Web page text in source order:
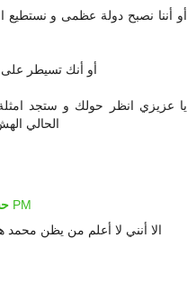
أو أننا نصبح دولة عظمى و نستطيع
أو أنك تسيطر على
يا عزيزي انظر حولك و ستجد
الحالي
28/6/08 11:26 PM
الا أنني لا أعلم من يظن